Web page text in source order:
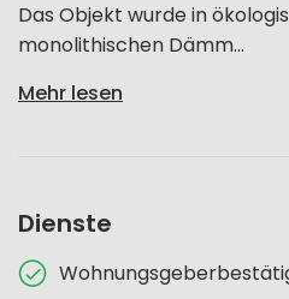
Das Objekt wurde in
monolithischen Dämm...
Mehr lesen
Dienste